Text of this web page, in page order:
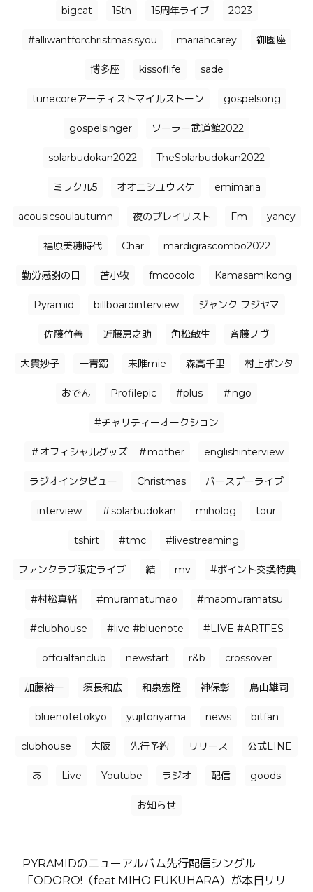
bigcat 15th 15周年ライブ 2023
#alliwantforchristmasisyou mariahcarey 御園座
博多座 kissoflife sade
tunecoreアーティストマイルストーン gospelsong
gospelsinger ソーラー武道館2022
solarbudokan2022 TheSolarbudokan2022
ミラクル5 オオニシユウスケ emimaria
acousicsoulautumn 夜のプレイリスト Fm yancy
福原美穂時代 Char mardigrascombo2022
勤労感謝の日 苫小牧 fmcocolo Kamasamikong
Pyramid billboardinterview ジャンク フジヤマ
佐藤竹善 近藤房之助 角松敏生 ⻫藤ノヴ
大貫妙子 一青窈 未唯mie 森高千里 村上ポンタ
おでん Profilepic #plus ＃ngo
#チャリティーオークション
＃オフィシャルグッズ ＃mother englishinterview
ラジオインタビュー Christmas バースデーライブ
interview ＃solarbudokan miholog tour
tshirt #tmc #livestreaming
ファンクラブ限定ライブ 結 mv #ポイント交換特典
#村松真緒 #muramatumao #maomuramatsu
#clubhouse #live #bluenote #LIVE #ARTFES
offcialfanclub newstart r&b crossover
加藤裕一 須長和広 和泉宏隆 神保彰 鳥山雄司
bluenotetokyo yujitoriyama news bitfan
clubhouse 大阪 先行予約 リリース 公式LINE
あ Live Youtube ラジオ 配信 goods
お知らせ
PYRAMIDのニューアルバム先行配信シングル
「ODORO!（feat.MIHO FUKUHARA）が本日リリ